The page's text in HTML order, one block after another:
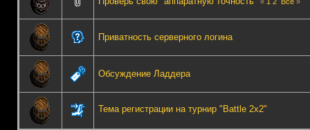
Приватность серверного логина
Обсуждение Ладдера
Тема регистрации на турнир "Battle 2x2"